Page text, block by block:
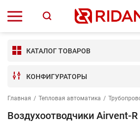
КАТАЛОГ ТОВАРОВ
КОНФИГУРАТОРЫ
Главная / Тепловая автоматика /
Воздухоотводчики Airvent-